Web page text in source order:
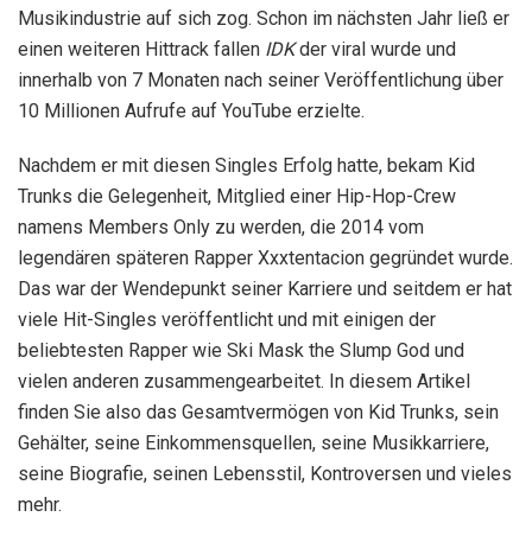
Musikindustrie auf sich zog. Schon im nächsten Jahr ließ er
einen weiteren Hittrack fallen IDKder viral wurde und
innerhalb von 7 Monaten nach seiner Veröffentlichung über
10 Millionen Aufrufe auf YouTube erzielte.
Nachdem er mit diesen Singles Erfolg hatte, bekam Kid
Trunks die Gelegenheit, Mitglied einer Hip-Hop-Crew
namens Members Only zu werden, die 2014 vom
legendären späteren Rapper Xxxtentacion gegründet wurde.
Das war der Wendepunkt seiner Karriere und seitdem er hat
viele Hit-Singles veröffentlicht und mit einigen der
beliebtesten Rapper wie Ski Mask the Slump God und
vielen anderen zusammengearbeitet. In diesem Artikel
finden Sie also das Gesamtvermögen von Kid Trunks, sein
Gehälter, seine Einkommensquellen, seine Musikkarriere,
seine Biografie, seinen Lebensstil, Kontroversen und vieles
mehr.